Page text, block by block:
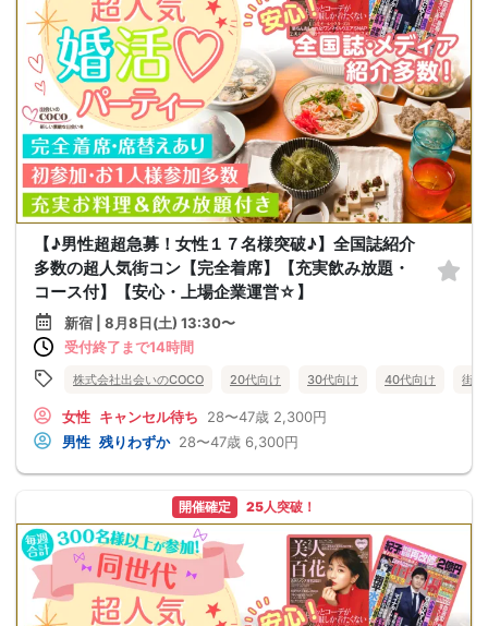
【♪男性超超急募！女性１７名様突破♪】全国誌紹介
多数の超人気街コン【完全着席】【充実飲み放題・
コース付】【安心・上場企業運営☆】
新宿 | 8月8日(土) 13:30〜
受付終了まで14時間
株式会社出会いのCOCO 20代向け 30代向け 40代向け 街
女性 キャンセル待ち 28〜47歳 2,300円
男性 残りわずか 28〜47歳 6,300円
開催確定 25人突破！